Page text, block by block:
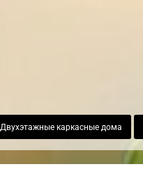
Двухэтажные каркасные дома